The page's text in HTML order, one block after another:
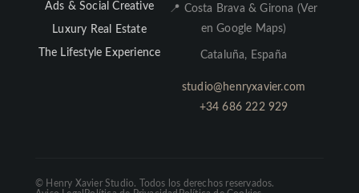
Ads & Social Creative
Luxury Real Estate
The Lifestyle Experience
📍 Costa Brava & Girona (Ver
en Google Maps)
Cataluña, España
studio@henryxavier.com
+34 686 222 929
© Henry Xavier Studio. Todos los derechos reservados.